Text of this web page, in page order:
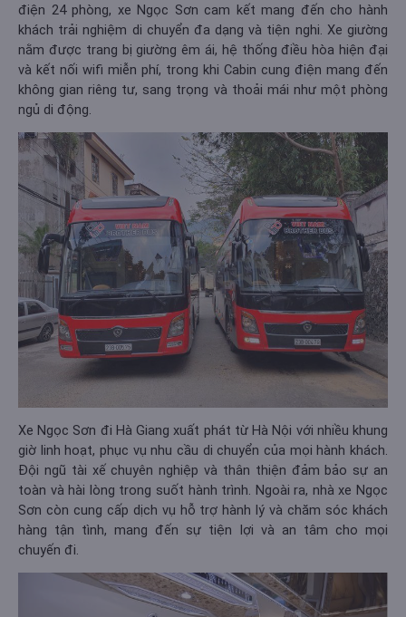
điện 24 phòng, xe Ngọc Sơn cam kết mang đến cho hành
khách trải nghiệm di chuyển đa dạng và tiện nghi. Xe giường
nằm được trang bị giường êm ái, hệ thống điều hòa hiện đại
và kết nối wifi miễn phí, trong khi Cabin cung điện mang đến
không gian riêng tư, sang trọng và thoải mái như một phòng
ngủ di động.
Xe Ngọc Sơn đi Hà Giang xuất phát từ Hà Nội với nhiều khung
giờ linh hoạt, phục vụ nhu cầu di chuyển của mọi hành khách.
Đội ngũ tài xế chuyên nghiệp và thân thiện đảm bảo sự an
toàn và hài lòng trong suốt hành trình. Ngoài ra, nhà xe Ngọc
Sơn còn cung cấp dịch vụ hỗ trợ hành lý và chăm sóc khách
hàng tận tình, mang đến sự tiện lợi và an tâm cho mọi
chuyến đi.